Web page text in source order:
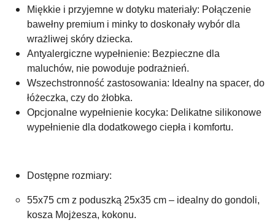
Miękkie i przyjemne w dotyku materiały: Połączenie
bawełny premium i minky to doskonały wybór dla
wrażliwej skóry dziecka.
Antyalergiczne wypełnienie: Bezpieczne dla
maluchów, nie powoduje podrażnień.
Wszechstronność zastosowania: Idealny na spacer, do
łóżeczka, czy do żłobka.
Opcjonalne wypełnienie kocyka: Delikatne silikonowe
wypełnienie dla dodatkowego ciepła i komfortu.
Dostępne rozmiary:
55x75 cm z poduszką 25x35 cm – idealny do gondoli,
kosza Mojżesza, kokonu.